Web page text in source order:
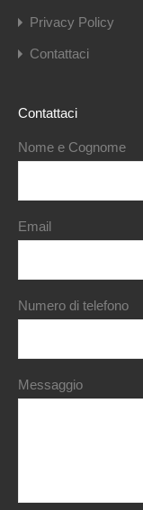
Privacy Policy
Contattaci
Contattaci
Nome e Cognome
Email
Numero di telefono
Messaggio